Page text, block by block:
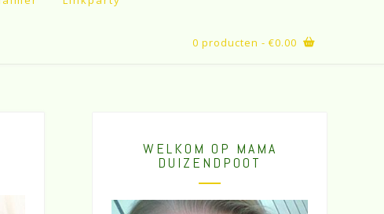
0 producten - €0.00
WELKOM OP MAMA
DUIZENDPOOT